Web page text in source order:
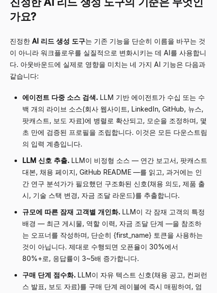
가요?
진정한 AI 리드 생성 도구는 기존 기능을 단순히 이름을 바꾸는 것
이 아니라 워크플로우를 실질적으로 변화시키는 데 AI를 사용합니
다. 아웃바운드에 실제로 영향을 미치는 네 가지 AI 기능은 다음과
같습니다:
에이전트 다중 소스 검색. LLM 기반 에이전트가 수십 또는 수
백 개의 라이브 소스(회사 웹사이트, LinkedIn, GitHub, 뉴스,
팟캐스트, 보도 자료)에 병렬로 확산되고, 모순을 조정하며, 몇
초 만에 검증된 프로필을 조립합니다. 이것은 모든 다운스트림
의 입력 계층입니다.
LLM 신호 추출. LLM이 비정형 소스 — 연간 보고서, 팟캐스트
대본, 채용 페이지, GitHub README —를 읽고, 과거에는 인
간 연구 분석가가 필요했던 구조화된 신호(채용 의도, 제품 출
시, 기술 스택 변경, 자금 조달 라운드)를 추출합니다.
규모에 따른 잠재 고객별 개인화. LLM이 각 잠재 고객의 특정
배경 — 최근 게시물, 역할 이력, 자금 조달 단계 —을 참조하
는 오프너를 작성하며, 단순히 {first_name} 토큰을 사용하는
것이 아닙니다. 제대로 수행되면 오픈율이 30%에서
80%+로, 응답률이 3~5배 증가합니다.
구매 단계 점수화. LLM이 자유 텍스트 신호(채용 공고, 컨퍼런
스 발표, 보도 자료)를 구매 단계 레이블에 즉시 매핑하여, 엄